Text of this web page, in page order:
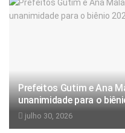
Prefeitos Gutim e Ana
unanimidade para o
julho 30, 2026